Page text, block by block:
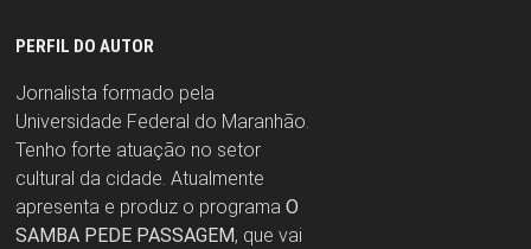
PERFIL DO AUTOR
Jornalista formado pela
Universidade Federal do Maranhão.
Tenho forte atuação no setor
cultural da cidade. Atualmente
apresenta e produz o programa O
SAMBA PEDE PASSAGEM, que vai